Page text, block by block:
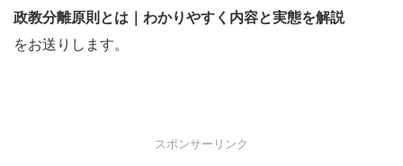
政教分離原則とは｜わかりやすく内容と実態を解説
をお送りします。
スポンサーリンク